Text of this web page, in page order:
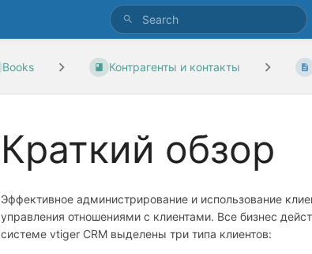
Books Контрагенты и контакты
Краткий обзор
Эффективное администрирование и использование
управления отношениями с клиентами. Все бизнес
системе vtiger CRM выделены три типа клиентов: